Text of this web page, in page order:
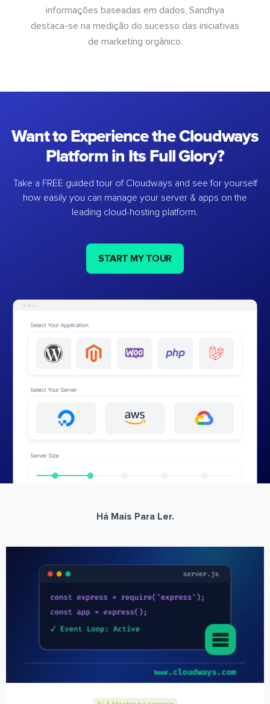
informações baseadas em dados, Sandhya
destaca-se na medição do sucesso das iniciativas
de marketing orgânico.
Want to Experience the Cloudways
Platform in Its Full Glory?
Take a FREE guided tour of Cloudways and see for yourself
how easily you can manage your server & apps on the
leading cloud-hosting platform.
START MY TOUR
Há Mais Para Ler.